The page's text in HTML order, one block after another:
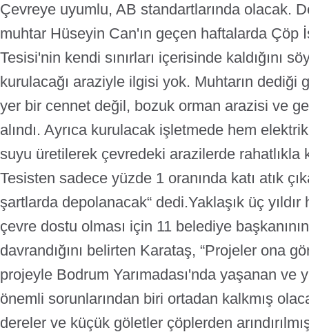
Çevreye uyumlu, AB standartlarında olacak.
muhtar Hüseyin Can'ın geçen haftalarda Çöp
Tesisi'nin kendi sınırları içerisinde kaldığını
kurulacağı araziyle ilgisi yok. Muhtarın dediği
yer bir cennet değil, bozuk orman arazisi ve
alındı. Ayrıca kurulacak işletmede hem
suyu üretilerek çevredeki arazilerde rahatlıkla
Tesisten sadece yüzde 1 oranında katı atık
şartlarda depolanacak“ dedi.Yaklaşık üç yıldır
çevre dostu olması için 11 belediye
davrandığını belirten Karataş, “Projeler ona
projeyle Bodrum Yarımadası'nda yaşanan ve
önemli sorunlarından biri ortadan kalkmış
dereler ve küçük göletler çöplerden